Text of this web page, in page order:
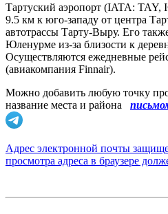
Тартуский аэропорт (IATA:
9.5 км к юго-западу от центра
автотрассы Тарту-Выру. Его
Юленурме из-за близости к
Осуществляются ежедневные
(авиакомпания Finnair).
Можно добавить любую точку
название места и района
Адрес электронной почты
просмотра адреса в браузере